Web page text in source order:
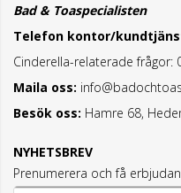
Bad & Toaspecialisten
Telefon kontor/
Cinderella-relaterade frågor:
Maila oss:
Besök oss: Hamre 68,
NYHETSBREV
Prenumerera och få